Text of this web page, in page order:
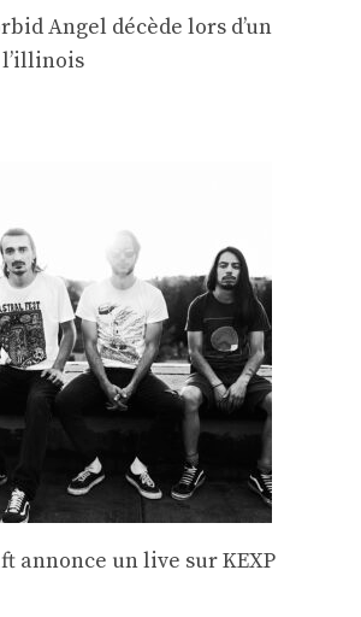
Angel décède lors d’un
annonce un live sur KEXP